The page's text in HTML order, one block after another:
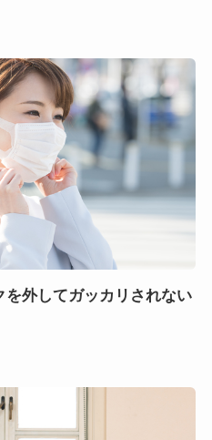
外してガッカリされない